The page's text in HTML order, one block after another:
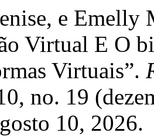
e Emelly
Virtual E O
Virtuais”.
no. 19
10, 2026.